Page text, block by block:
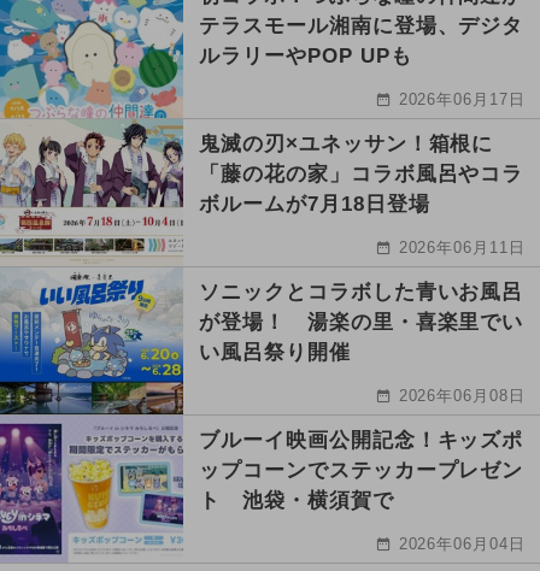
テラスモール湘南に登場、デジタ
ルラリーやPOP UPも
2026年06月17日
鬼滅の刃×ユネッサン！箱根に
「藤の花の家」コラボ風呂やコラ
ボルームが7月18日登場
2026年06月11日
ソニックとコラボした青いお風呂
が登場！ 湯楽の里・喜楽里でい
い風呂祭り開催
2026年06月08日
ブルーイ映画公開記念！キッズポ
ップコーンでステッカープレゼン
ト 池袋・横須賀で
2026年06月04日